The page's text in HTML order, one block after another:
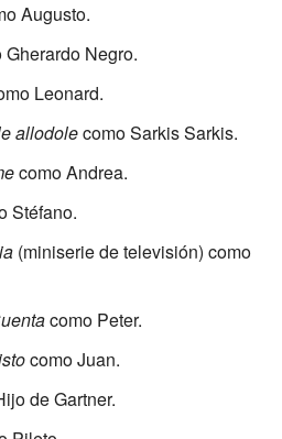
Augusto.
Gherardo Negro.
Leonard.
allodolecomo Sarkis Sarkis.
como Andrea.
Stéfano.
(miniserie de televisión) como
como Peter.
como Juan.
de Gartner.